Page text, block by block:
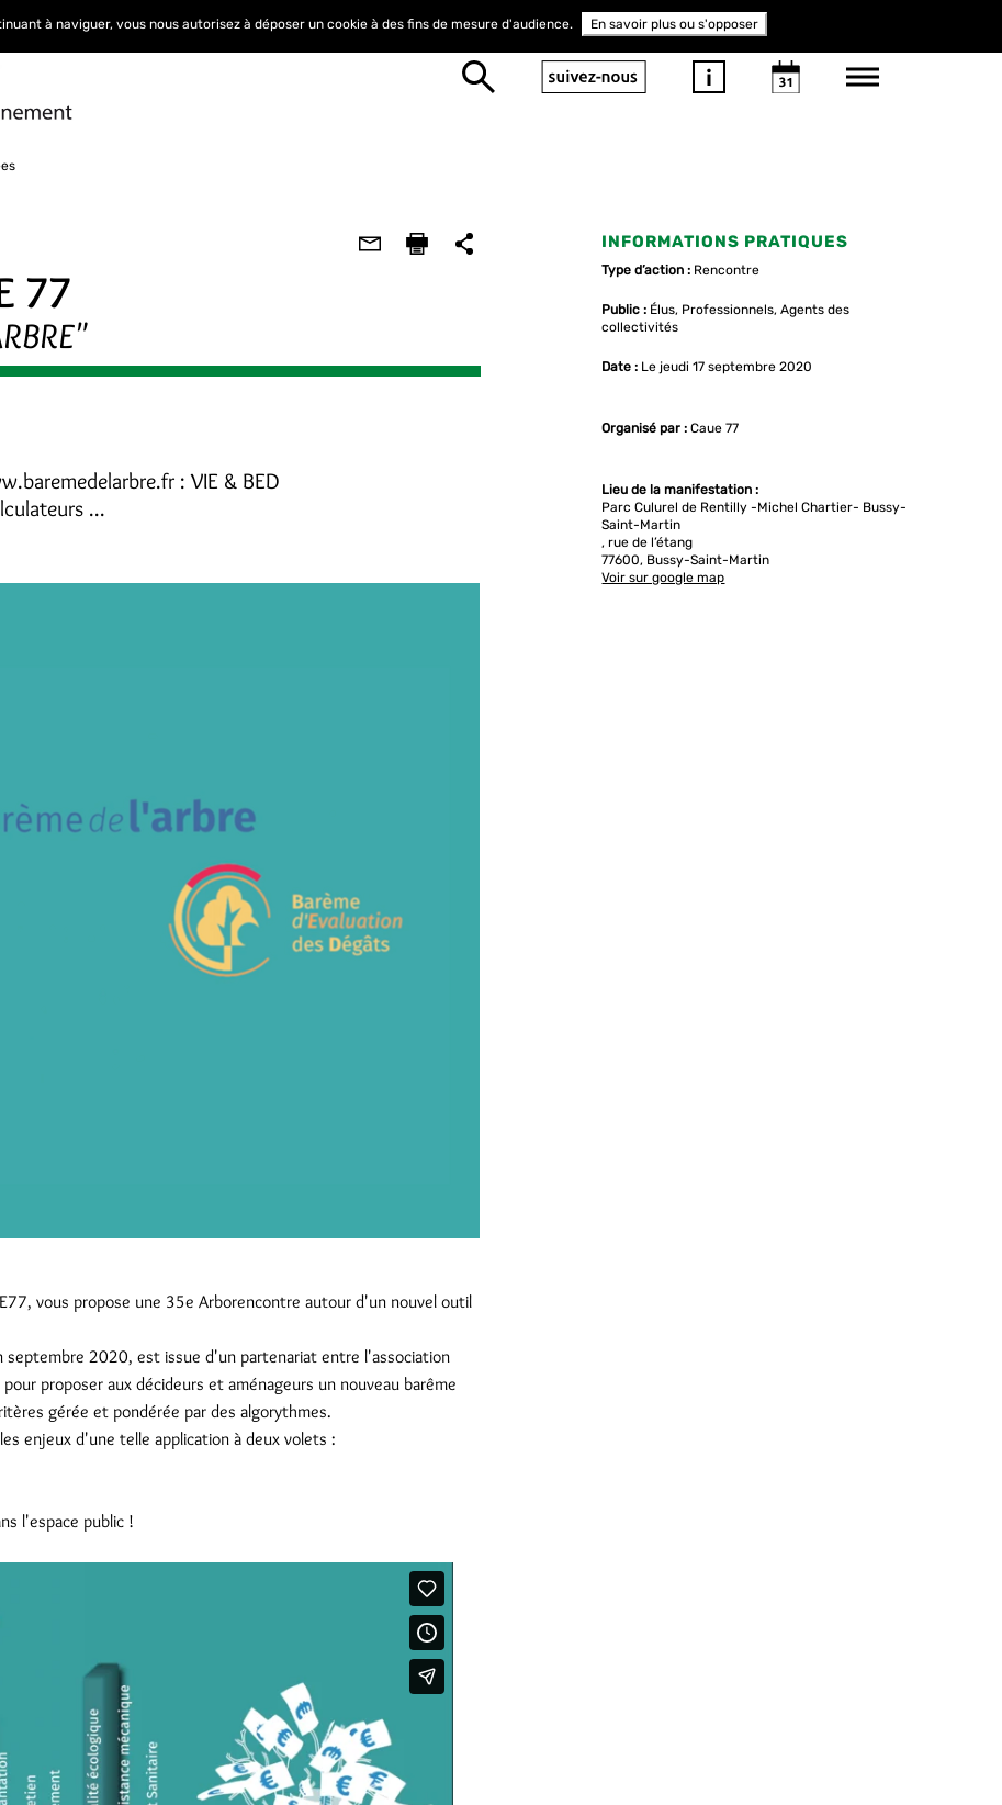
77
: VIE & BED
...
vous propose une 35e Arborencontre autour d'un nouvel outil
2020, est issue d'un partenariat entre l'association
proposer aux décideurs et aménageurs un nouveau barême
gérée et pondérée par des algorythmes.
enjeux d'une telle application à deux volets :
l'espace public !
INFORMATIONS PRATIQUES
Type d’action : Rencontre
Public : Élus, Professionnels, Agents des
collectivités
Date : Le jeudi 17 septembre 2020
Organisé par : Caue 77
Lieu de la manifestation :
Parc Culurel de Rentilly -Michel Chartier- Bussy-
Saint-Martin
, rue de l’étang
77600, Bussy-Saint-Martin
Voir sur google map
à naviguer, vous nous autorisez à déposer un cookie à des fins de mesure d'audience. En savoir plus ou s'opposer